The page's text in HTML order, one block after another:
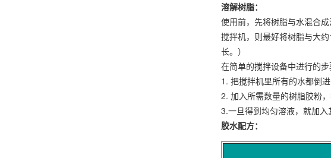
溶解树脂：
使用前，先将树脂与水混合
搅拌机，则最好将树脂与大
长。）
在简单的搅拌设备中进行的步
1. 把搅拌机里所有的水都倒进
2. 加入所需数量的树脂胶粉
3.一旦得到均匀溶液，就加入
胶水配方：